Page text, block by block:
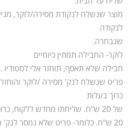
לנקודה
שנבחרה.
לוקר- החבילה תמתין כיומיים
חבילה שלא תאסף, תוחזר אלי לסטודיו .
פריט שנשלח לנק' מסירה /לוקר
כרוך בעלות
של 20 ש"ח. שליחתו מחדש ללקוח,
20 ש"ח. כלומר- פריט שלא נמסר לנק'